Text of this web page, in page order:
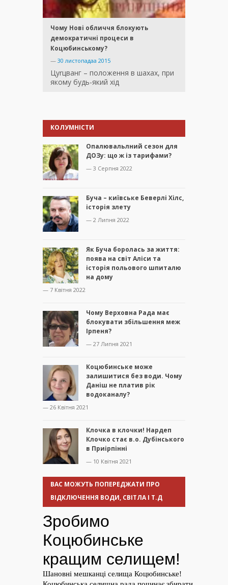
Чому Нові обличчя блокують
демократичні процеси в
Коцюбинському?
— 30 листопадаа 2015
Цуrцванг – положення в шахах, при
якому будь-який хід
КОЛУМНІСТИ
Опалювальлний сезон для
ДОЗу: що ж із тарифами?
— 3 Серпня 2022
Буча – київське Беверлі Хілс,
історія злету
— 2 Липня 2022
Як Буча боролась за життя:
поява на світ Аліси та
історія польового шпиталю
на дому
— 7 Квітня 2022
Чому Верховна Рада має
блокувати збільшення меж
Ірпеня?
— 27 Липня 2021
Коцюбинське може
залишитися без води. Чому
Даніш не платив рік
водоканалу?
— 26 Квітня 2021
Клочка в клочки! Нардеп
Клочко стає в.о. Дубінського
в Приірпінні
— 10 Квітня 2021
ВАС МОЖУТЬ ПОПЕРЕДЖАТИ ПРО
ВІДКЛЮЧЕННЯ ВОДИ, СВІТЛА І Т.Д